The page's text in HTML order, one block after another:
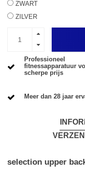
ZWART
ZILVER
Professioneel
fitnessapparatuur
scherpe prijs
Meer dan 28 jaar
selection upper